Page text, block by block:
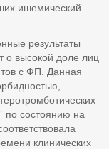
ишемический
результаты
о высокой доле лиц
с ФП. Данная
по состоянию на
клинических